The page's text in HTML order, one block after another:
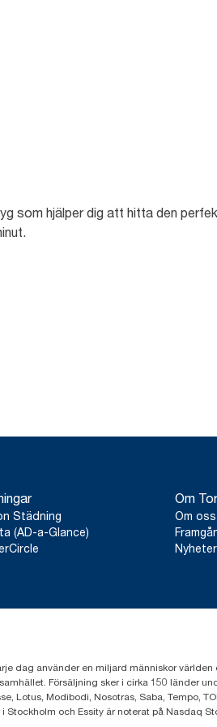
som hjälper dig att hitta den
Städning
(AD-a-Glance)
Om
Om oss
dag använder en miljard människor
Försäljning sker i cirka 150 länder
Lotus, Modibodi, Nosotras, Saba, Tempo,
och Essity är noterat på Nasdaq